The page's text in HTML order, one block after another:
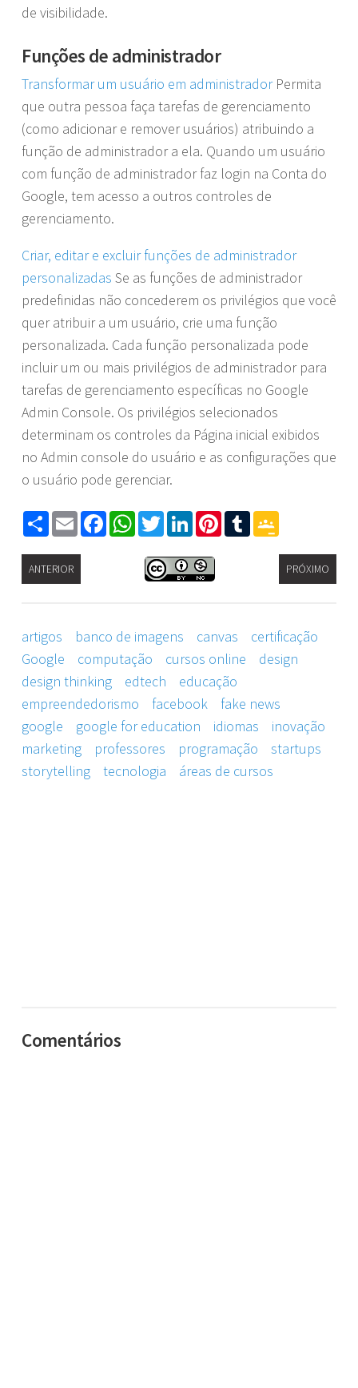
de visibilidade.
Funções de administrador
Transformar um usuário em administradorPermita
que outra pessoa faça tarefas de gerenciamento
(como adicionar e remover usuários) atribuindo a
função de administrador a ela. Quando um usuário
com função de administrador faz login na Conta do
Google, tem acesso a outros controles de
gerenciamento.
Criar, editar e excluir funções de administrador
personalizadas Se as funções de administrador
predefinidas não concederem os privilégios que você
quer atribuir a um usuário, crie uma função
personalizada. Cada função personalizada pode
incluir um ou mais privilégios de administrador para
tarefas de gerenciamento específicas no Google
Admin Console. Os privilégios selecionados
determinam os controles da Página inicial exibidos
no Admin console do usuário e as configurações que
o usuário pode gerenciar.
ShareEmailFacebookWhatsApp
TwitterLinkedInPinterest
Tumblr
ANTERIOR PRÓXIMO
artigos banco de imagens canvas
certificação
Google
computação cursos online
design
design thinking
edtech
educação
empreendedorismo
facebook
fake news
google
google for education idiomas
inovação
marketing
professores programação
startups
storytelling
tecnologia áreas de cursos
Comentários